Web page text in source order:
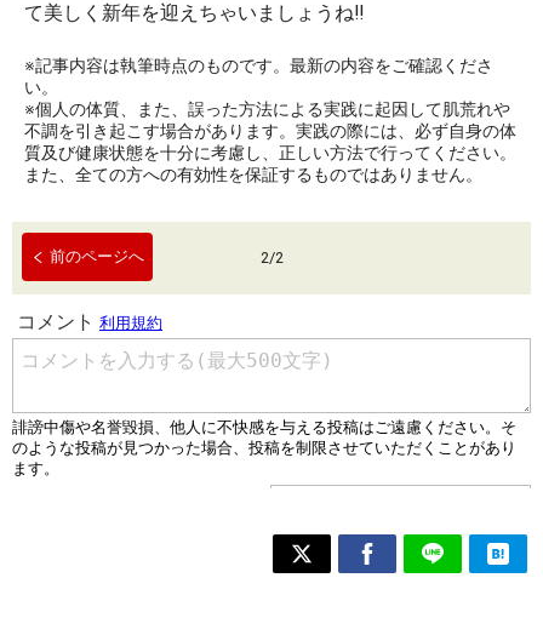
て美しく新年を迎えちゃいましょうね!!
※記事内容は執筆時点のものです。最新の内容をご確認くださ
い。
※個人の体質、また、誤った方法による実践に起因して肌荒れや
不調を引き起こす場合があります。実践の際には、必ず自身の体
質及び健康状態を十分に考慮し、正しい方法で行ってください。
また、全ての方への有効性を保証するものではありません。
前のページへ 2/2